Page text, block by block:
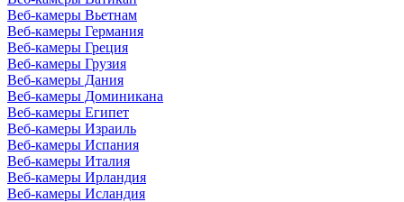
Веб-камеры Вьетнам
Веб-камеры Германия
Веб-камеры Греция
Веб-камеры Грузия
Веб-камеры Дания
Веб-камеры Доминикана
Веб-камеры Египет
Веб-камеры Израиль
Веб-камеры Испания
Веб-камеры Италия
Веб-камеры Ирландия
Веб-камеры Исландия